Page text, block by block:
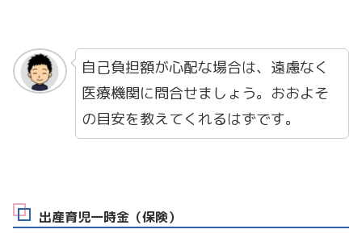
自己負担額が心配な場合は、遠慮なく
医療機関に問合せましょう。おおよそ
の目安を教えてくれるはずです。
出産育児一時金（保険）